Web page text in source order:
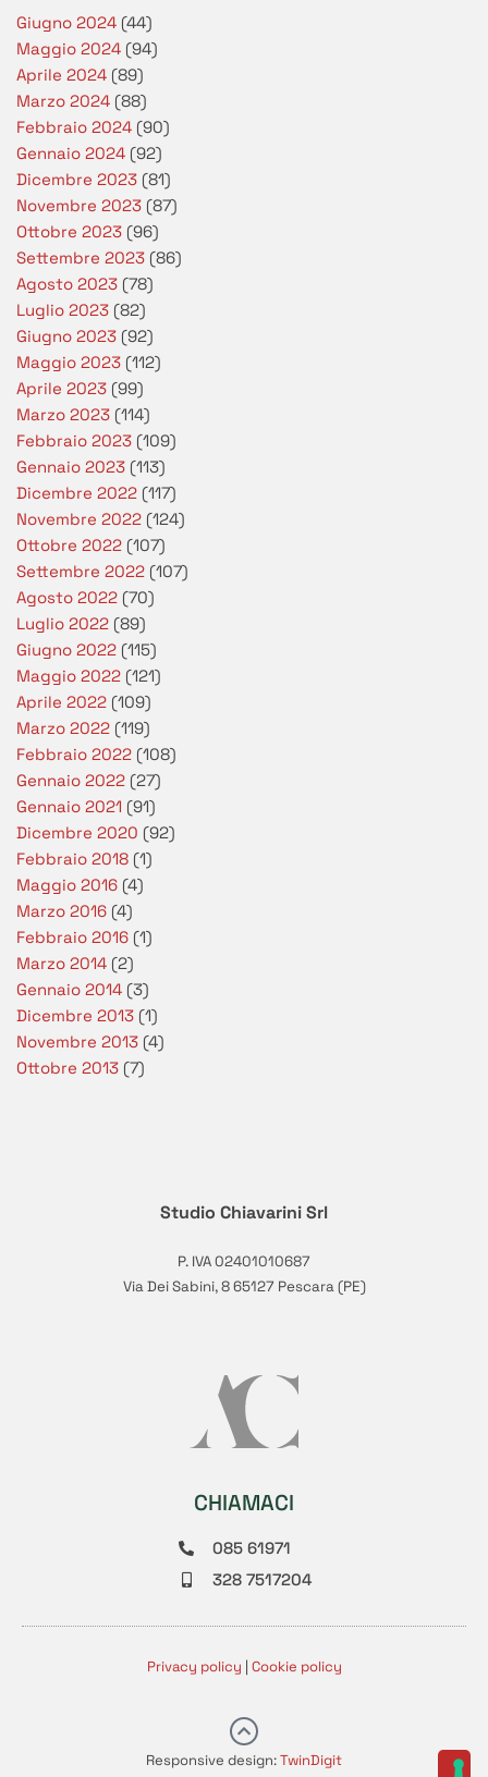
Giugno 2024 (44)
Maggio 2024 (94)
Aprile 2024 (89)
Marzo 2024 (88)
Febbraio 2024 (90)
Gennaio 2024 (92)
Dicembre 2023 (81)
Novembre 2023 (87)
Ottobre 2023 (96)
Settembre 2023 (86)
Agosto 2023 (78)
Luglio 2023 (82)
Giugno 2023 (92)
Maggio 2023 (112)
Aprile 2023 (99)
Marzo 2023 (114)
Febbraio 2023 (109)
Gennaio 2023 (113)
Dicembre 2022 (117)
Novembre 2022 (124)
Ottobre 2022 (107)
Settembre 2022 (107)
Agosto 2022 (70)
Luglio 2022 (89)
Giugno 2022 (115)
Maggio 2022 (121)
Aprile 2022 (109)
Marzo 2022 (119)
Febbraio 2022 (108)
Gennaio 2022 (27)
Gennaio 2021 (91)
Dicembre 2020 (92)
Febbraio 2018 (1)
Maggio 2016 (4)
Marzo 2016 (4)
Febbraio 2016 (1)
Marzo 2014 (2)
Gennaio 2014 (3)
Dicembre 2013 (1)
Novembre 2013 (4)
Ottobre 2013 (7)
Studio Chiavarini Srl
P. IVA 02401010687
Via Dei Sabini, 8 65127 Pescara (PE)
CHIAMACI
085 61971
328 7517204
Responsive design:TwinDigit
Privacy policy | Cookie policy